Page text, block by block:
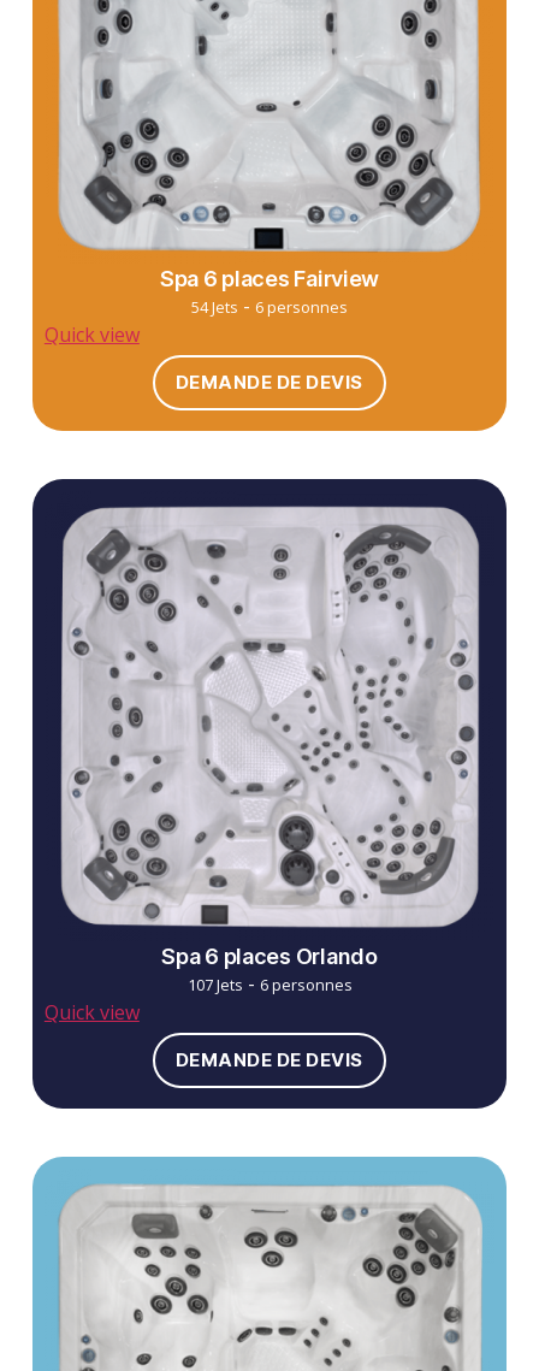
Spa 6 places Fairview
54 Jets - 6 personnes
Quick view
DEMANDE DE DEVIS
Spa 6 places Orlando
107 Jets - 6 personnes
Quick view
DEMANDE DE DEVIS